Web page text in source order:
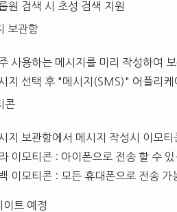
원 검색 시 초성 검색 지원
보관함
사용하는 메시지를 미리 작성하여
지 선택 후 "메시지(SMS)" 어플리
콘
지 보관함에서 메시지 작성시 이모티
이모티콘 : 아이폰으로 전송 할 수
이모티콘 : 모든 휴대폰으로 전송 가
트 예정